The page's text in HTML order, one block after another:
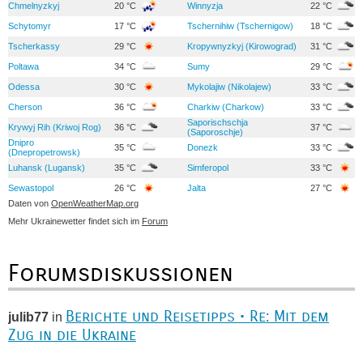
Chmelnyzkyj 20 °C Winnyzja 22 °C
Schytomyr 17 °C Tschernihiw (Tschernigow) 18 °C
Tscherkassy 29 °C Kropywnyzkyj (Kirowograd) 31 °C
Poltawa 34 °C Sumy 29 °C
Odessa 30 °C Mykolajiw (Nikolajew) 33 °C
Cherson 36 °C Charkiw (Charkow) 33 °C
Krywyj Rih (Kriwoj Rog) 36 °C
Saporischschja
(Saporoschje)
37 °C
Dnipro
(Dnepropetrowsk)
35 °C Donezk 33 °C
Luhansk (Lugansk) 35 °C Simferopol 33 °C
Sewastopol 26 °C Jalta
27 °C
Daten von OpenWeatherMap.org
Mehr Ukrainewetter findet sich im Forum
Forumsdiskussionen
julib77 in Berichte und Reisetipps • Re: Mit dem
Zug in die Ukraine